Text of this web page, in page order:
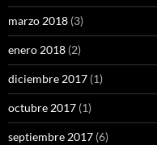
marzo 2018 (3)
enero 2018 (2)
diciembre 2017 (1)
octubre 2017 (1)
septiembre 2017 (6)